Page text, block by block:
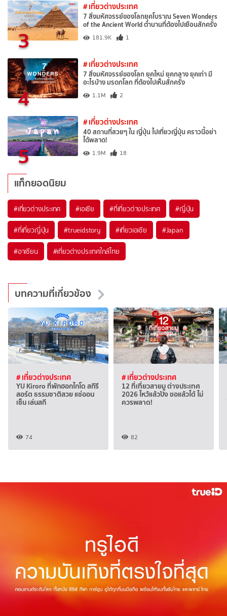
3
# เที่ยวต่างประเทศ
7 สิ่งมหัศจรรย์ของโลกยุคโบราณ Seven Wonders
of the Ancient World ตำนานที่ต้องไปเยือนสักครั้ง
181.9K 1
4
# เที่ยวต่างประเทศ
7 สิ่งมหัศจรรย์ของโลก ยุคใหม่ ยุคกลาง ยุคเก่า มี
อะไรบ้าง มรดกโลก ที่ต้องไปเห็นสักครั้ง
1.1M 2
5
# เที่ยวต่างประเทศ
40 สถานที่สวยๆ ใน ญี่ปุ่น ไปเที่ยวญี่ปุ่น คราวนี้อย่า
ได้พลาด!
1.9M 18
แท็กยอดนิยม
#เที่ยวต่างประเทศ #เอเชีย #ที่เที่ยวต่างประเทศ #ญี่ปุ่น
#ที่เที่ยวญี่ปุ่น #trueidstory #เที่ยวเอเชีย #Japan
#อาเซียน #เที่ยวต่างประเทศใกล้ไทย
บทความที่เกี่ยวข้อง
# เที่ยวต่างประเทศ
YU Kiroro ที่พักฮอกไกโด สกีรี
สอร์ต ธรรมชาติสวย แช่ออน
เซ็น เล่นสกี
74
# เที่ยวต่างประเทศ
12 ที่เที่ยวสายมู ต่างประเทศ
2026 ไหว้แล้วปัง ขอแล้วได้ ไม่
ควรพลาด!
82